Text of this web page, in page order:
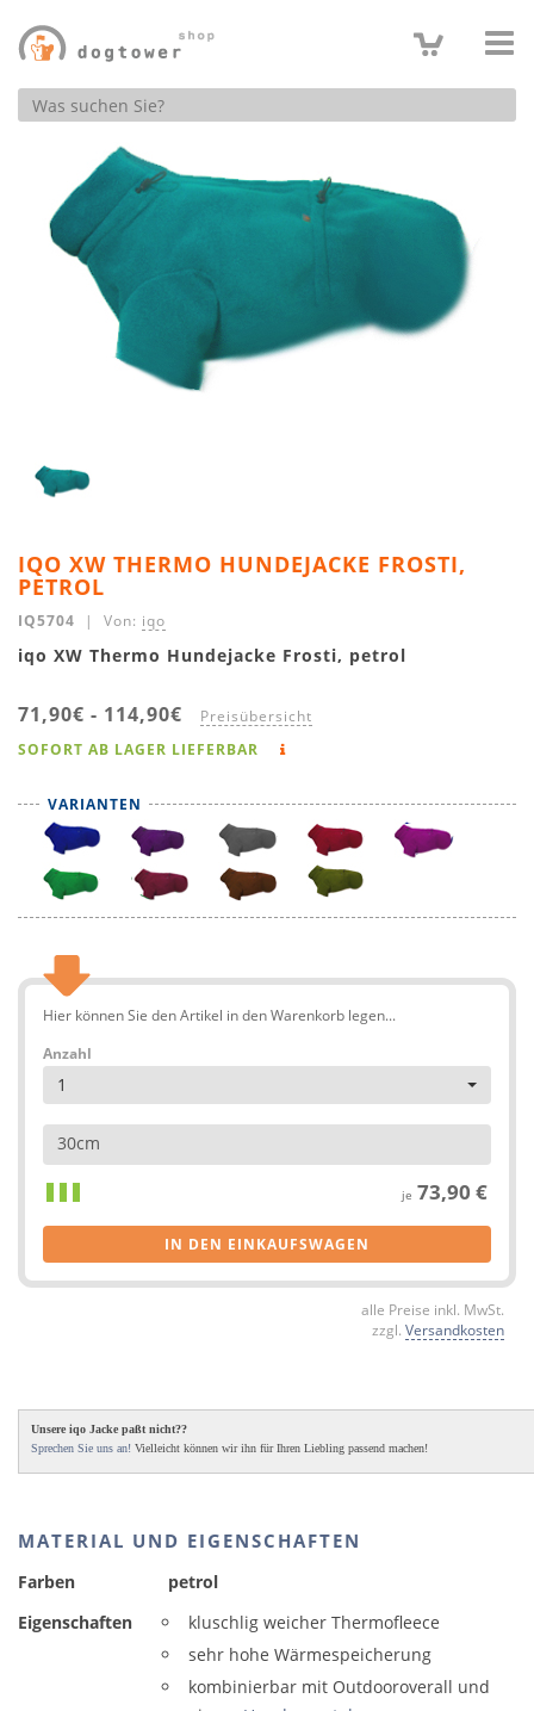
Produktsuche
IQO XW THERMO HUNDEJACKE FROSTI,
PETROL
IQ5704 | Von: iqo
iqo XW Thermo Hundejacke Frosti, petrol
71,90€ - 114,90€ Preisübersicht
SOFORT AB LAGER LIEFERBAR
VARIANTEN
Hier können Sie den Artikel in den Warenkorb legen...
Anzahl
1
30cm
je 73,90 €
IN DEN EINKAUFSWAGEN
alle Preise inkl. MwSt.
zzgl. Versandkosten
Unsere iqo Jacke paßt nicht??
Sprechen Sie uns an! Vielleicht können wir ihn für Ihren Liebling passend machen!
MATERIAL UND EIGENSCHAFTEN
Farben
petrol
Eigenschaften
kluschlig weicher Thermofleece
sehr hohe Wärmespeicherung
kombinierbar mit Outdooroverall und